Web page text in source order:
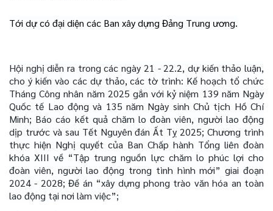
Tới dự có đại diện các Ban xây dựng Đảng Trung ương.
Hội nghị diễn ra trong các ngày 21 - 22.2, dự kiến thảo luận,
cho ý kiến vào các dự thảo, các tờ trình: Kế hoạch tổ chức
Tháng Công nhân năm 2025 gắn với kỷ niệm 139 năm Ngày
Quốc tế Lao động và 135 năm Ngày sinh Chủ tịch Hồ Chí
Minh; Báo cáo kết quả chăm lo đoàn viên, người lao động
dịp trước và sau Tết Nguyên đán Ất Tỵ 2025; Chương trình
thực hiện Nghị quyết của Ban Chấp hành Tổng liên đoàn
khóa XIII về “Tập trung nguồn lực chăm lo phúc lợi cho
đoàn viên, người lao động trong tình hình mới” giai đoạn
2024 - 2028; Đề án “xây dựng phong trào văn hóa an toàn
lao động tại nơi làm việc”;